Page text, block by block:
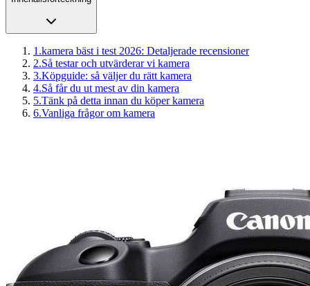
1 .kamera bäst i test 2026: Detaljerade recensioner
2.Så testar och utvärderar vi kamera
3.Köpguide: så väljer du rätt kamera
4.Så får du ut mest av din kamera
5.Tänk på detta innan du köper kamera
6.Vanliga frågor om kamera